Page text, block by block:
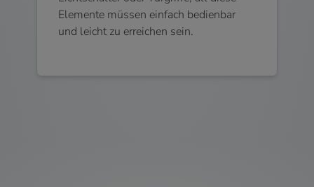
Elemente müssen einfach bedienbar
und leicht zu erreichen sein.